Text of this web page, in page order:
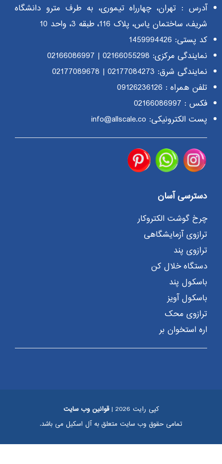
آدرس : تهران، چهارراه تیموری، به طرف مترو دانشگاه
شریف، ساختمان یاس، پلاک 116، طبقه 3، واحد 10
کد پستی: 1459994426
نمایندگی مرکزی: 02166055298
|
02166086997
نمایندگی شرق: 02177084273
|
02177089678
تلفن همراه : 09126236126
فکس : 02166086997
پست الکترونیکی: info@allscale.co
دسترسی آسان
چرخ گوشت الکتروکار
ترازوی آزمایشگاهی
ترازوی پند
دستگاه خلال کن
باسکول پند
باسکول آویز
ترازوی محک
اره استخوان بر
کپی رایت 2026 |
قوانین وب سایت
تمامی حقوق وب سایت متعلق به آل اسکیل می باشد.